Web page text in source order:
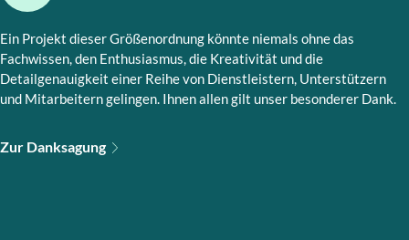
Ein Projekt dieser Größenordnung könnte niemals ohne das
Fachwissen, den Enthusiasmus, die Kreativität und die
Detailgenauigkeit einer Reihe von Dienstleistern, Unterstützern
und Mitarbeitern gelingen. Ihnen allen gilt unser besonderer Dank.
Zur Danksagung